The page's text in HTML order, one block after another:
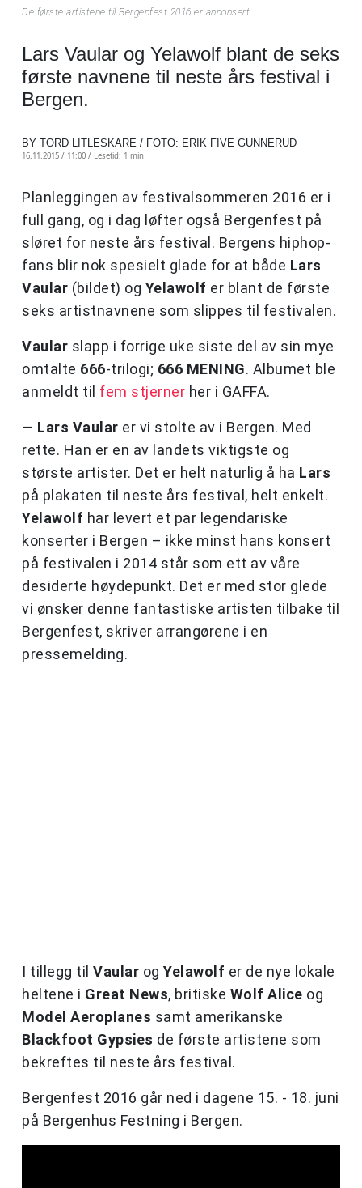
De første artistene til Bergenfest 2016 er annonsert
Lars Vaular og Yelawolf blant de seks
første navnene til neste års festival i
Bergen.
BY TORD LITLESKARE / FOTO: ERIK FIVE GUNNERUD
16.11.2015 / 11:00 / Lesetid: 1 min
Planleggingen av festivalsommeren 2016 er i
full gang, og i dag løfter også Bergenfest på
sløret for neste års festival. Bergens hiphop-
fans blir nok spesielt glade for at både Lars
Vaular (bildet) og Yelawolf er blant de første
seks artistnavnene som slippes til festivalen.
Vaular slapp i forrige uke siste del av sin mye
omtalte 666-trilogi; 666 MENING. Albumet ble
anmeldt til fem stjerner her i GAFFA.
— Lars Vaular er vi stolte av i Bergen. Med
rette. Han er en av landets viktigste og
største artister. Det er helt naturlig å ha Lars
på plakaten til neste års festival, helt enkelt.
Yelawolf har levert et par legendariske
konserter i Bergen – ikke minst hans konsert
på festivalen i 2014 står som ett av våre
desiderte høydepunkt. Det er med stor glede
vi ønsker denne fantastiske artisten tilbake til
Bergenfest, skriver arrangørene i en
pressemelding.
I tillegg til Vaular og Yelawolf er de nye lokale
heltene i Great News, britiske Wolf Alice og
Model Aeroplanes samt amerikanske
Blackfoot Gypsies de første artistene som
bekreftes til neste års festival.
Bergenfest 2016 går ned i dagene 15. - 18. juni
på Bergenhus Festning i Bergen.